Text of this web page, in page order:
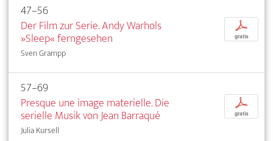
47–56
Der Film zur Serie. Andy Warhols
»Sleep« ferngesehen
Sven Grampp
p
gratis
57–69
Presque une image materielle. Die
serielle Musik von Jean Barraqué
Julia Kursell
p
gratis